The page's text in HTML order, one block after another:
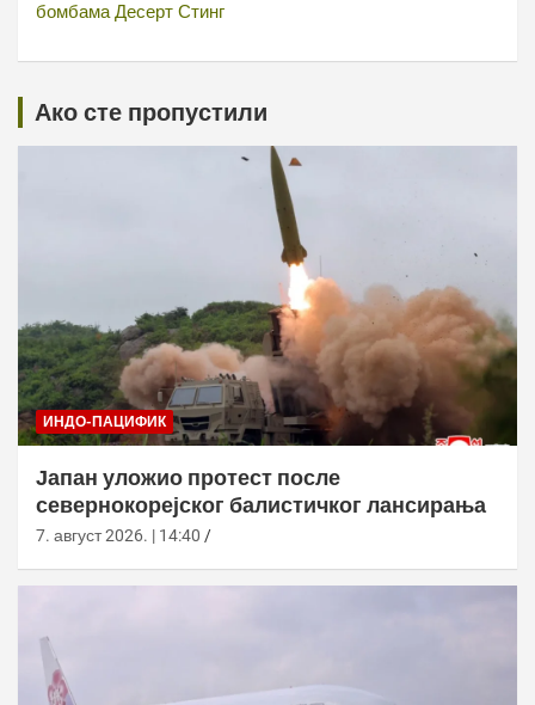
бомбама Десерт Стинг
Ако сте пропустили
ИНДО-ПАЦИФИК
Јапан уложио протест после
севернокорејског балистичког лансирања
7. август 2026. | 14:40